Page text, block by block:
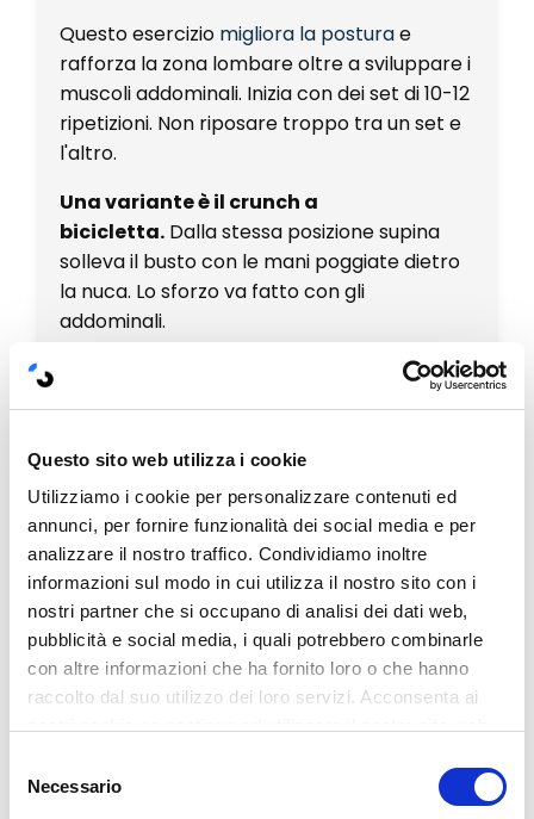
Questo sito web utilizza i cookie
Utilizziamo i cookie per personalizzare contenuti ed
annunci, per fornire funzionalità dei social media e per
analizzare il nostro traffico. Condividiamo inoltre
informazioni sul modo in cui utilizza il nostro sito con i
nostri partner che si occupano di analisi dei dati web,
pubblicità e social media, i quali potrebbero combinarle
con altre informazioni che ha fornito loro o che hanno
raccolto dal suo utilizzo dei loro servizi. Acconsenta ai
delNecessario
Questo esercizio migliora la posturae
rafforza la zona lombare oltre a sviluppare i
muscoli addominali. Inizia con dei set di 10-12
ripetizioni. Non riposare troppo tra un set e
l'altro.
Una variante è il crunch a
bicicletta. Dalla stessa posizione supina
solleva il busto con le mani poggiate dietro
la nuca. Lo sforzo va fatto con gli
addominali.
Devi simulare con le gambe una pedalata e
da favore un allenamento più completo.
Anche in questo caso non devi fare forza
sulle braccia o sul collo, la posizione dello
stesso deve rimanere naturale e il capo in
linea con il collo e la spina dorsale.
Così eviti anche brutti infortuni e rendi
molto più efficace l'allenamento, in quanto
fai lavorare gli addominali. Il movimento
dev'essere naturale e se avverti la fatica
set di serie del precedente, per iniziare.